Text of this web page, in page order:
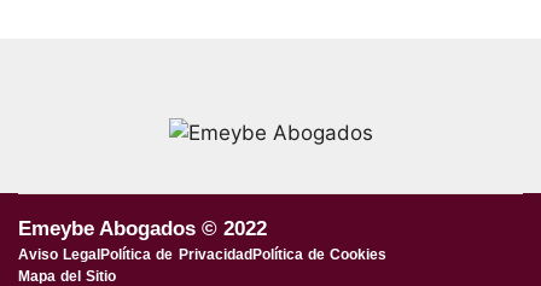
Emeybe Abogados © 2022
Aviso LegalPolítica de PrivacidadPolítica de Cookies
Mapa del Sitio